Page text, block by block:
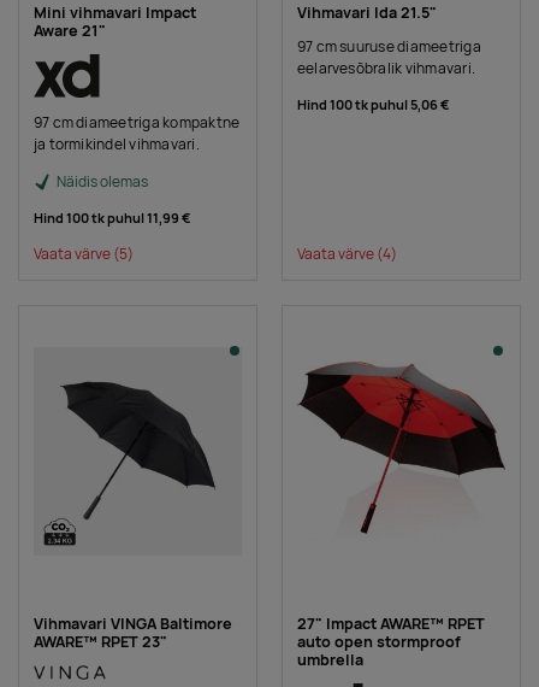
Mini vihmavari Impact
Aware 21"
97 cm diameetriga kompaktne
ja tormikindel vihmavari.
Näidis olemas
Hind 100 tk puhul11,99 €
Vaata värve(5)
Vihmavari Ida 21.5"
97 cm suuruse diameetriga
eelarvesõbralik vihmavari.
Hind 100 tk puhul5,06 €
Vaata värve(4)
Vihmavari VINGA Baltimore
AWARE™ RPET 23"
27" Impact AWARE™ RPET
auto open stormproof
umbrella